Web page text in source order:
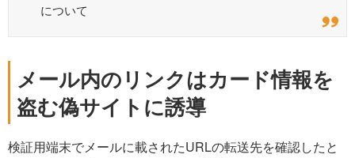
について
メール内のリンクはカード情報を
盗む偽サイトに誘導
検証用端末でメールに載されたURLの転送先を確認したと